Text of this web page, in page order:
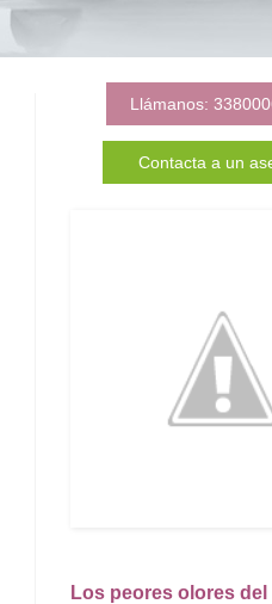
Llámanos:
Contacta a un
Los peores olores